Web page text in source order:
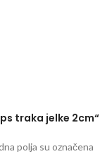
traka jelke 2cm“
polja su označena